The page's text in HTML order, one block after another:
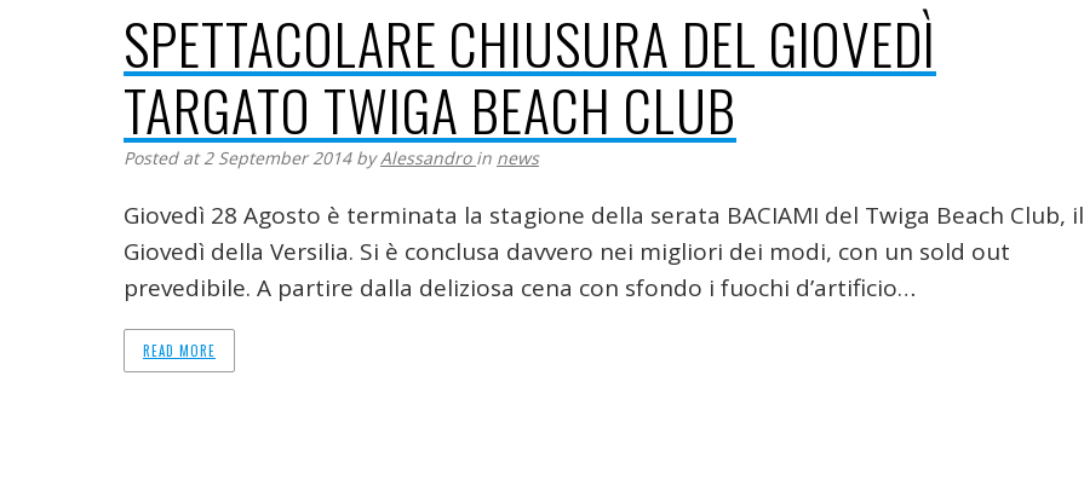
SPETTACOLARE CHIUSURA DEL GIOVEDÌ
TARGATO TWIGA BEACH CLUB
Posted at 2 September 2014 byAlessandro in news
Giovedì 28 Agosto è terminata la stagione della serata BACIAMI del Twiga Beach Club, il
Giovedì della Versilia. Si è conclusa davvero nei migliori dei modi, con un sold out
prevedibile. A partire dalla deliziosa cena con sfondo i fuochi d’artificio…
READ MORE